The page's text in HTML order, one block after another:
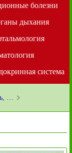
болезни
дыхания
система
…